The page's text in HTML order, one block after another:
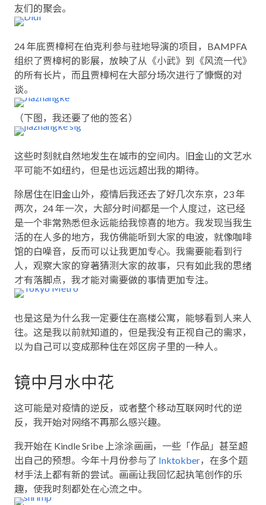
友们的聚会。
24 年底贾樟柯在伯克利参与驻地导演的项目，BAMPFA
组织了贾樟柯的影展，放映了从《小武》到《风流一代》
的所有长片，而且贾樟柯在大部分场次进行了慷慨的对
谈。
（下图，我还要了他的签名）
这些时刻就自然地发生在城市的空间内。旧金山的文艺水
平可能不如纽约，但是也远远超出我的期待。
除居住在旧金山外，疫情后我还去了好几次东京，23 年
两次，24 年一次，大部分时间都是一个人度过，这已经
是一个非常熟悉但永远能给我惊喜的地方。我发现当我生
活的在人多的地方，我仿佛能听到大家的电波，就像咖啡
馆的白噪音，反而可以让我更加专心。我需要能看到行
人，观察大家的穿著猜测大家的故事，只有如此我的思绪
才有落脚点，我才能对需要做的事情更加专注。
也是这是为什么我一定要住在高楼公寓，能够看到人来人
往。这是我以前就知道的，但是我没有正视自己的需求，
以为自己可以变成那种住在郊区房子里的一种人。
镜中月水中花
这可能是对疫情的逆反，或者整个移动互联网时代的逆
反，我开始对网络不再那么感兴趣。
我开始在 Kindle Sribe 上涂涂画画，一些「作品」甚至超
出自己的预想。今年十月份参与了 Inktokber，在多个题
材手法上都有新的尝试。画画让我回忆起执笔创作的乐
趣，使我时刻都处在心流之中。